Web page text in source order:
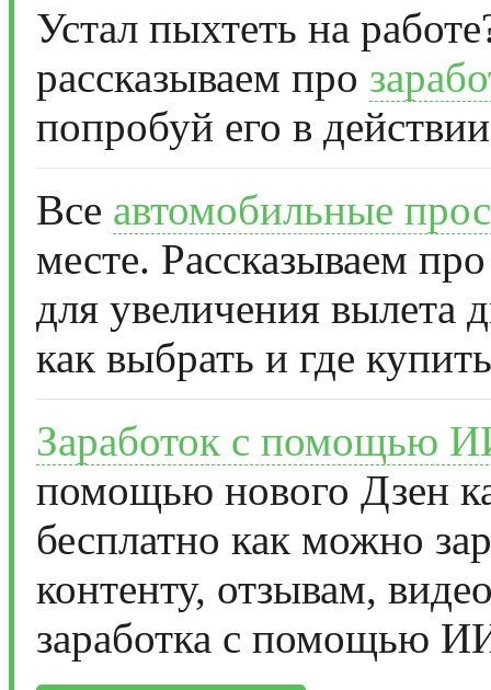
Устал пыхтеть на
рассказываем про
попробуй его в
Все автомобильные
месте. Рассказываем
для увеличения вылета
как выбрать и где
Заработок с помощью
помощью нового Дзен
бесплатно как можно
контенту, отзывам,
заработка с помощью